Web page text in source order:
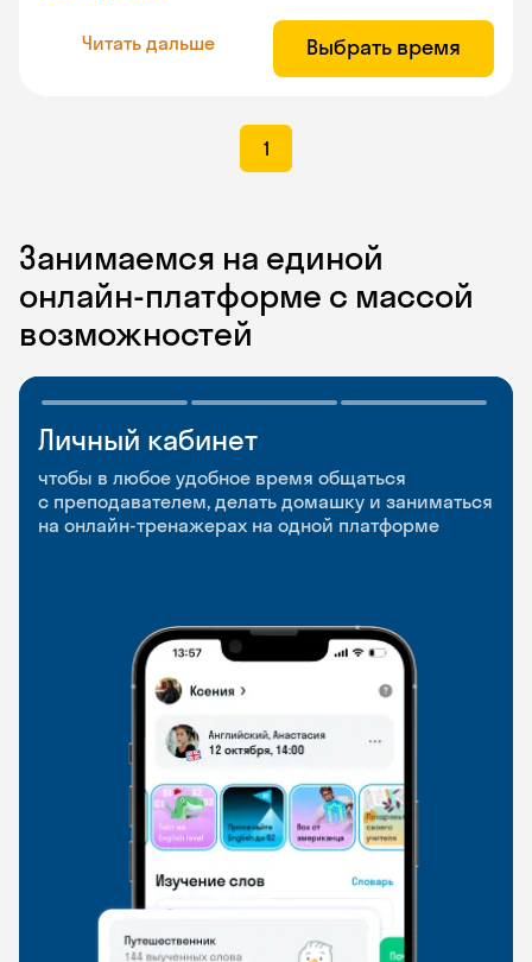
Читать дальше Выбрать время
1
Занимаемся на единой
онлайн-платформе с массой
возможностей
Личный кабинет
чтобы в любое удобное время общаться
с преподавателем, делать домашку и заниматься
на онлайн-тренажерах на одной платформе
Мобильное
приложение
чтобы заниматься и изучать новые слова где
и когда удобно
Разговорные клубы
и Talks
Групповые занятия для разговорной практики
и индивидуальные встречи с преподавателями